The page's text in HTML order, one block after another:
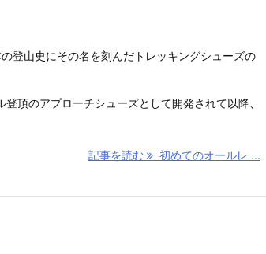
登山史にその名を刻んだトレッキングシューズの
頂のアプローチシューズとして開発されて以降、
記事を読む 初めてのオールレ ...